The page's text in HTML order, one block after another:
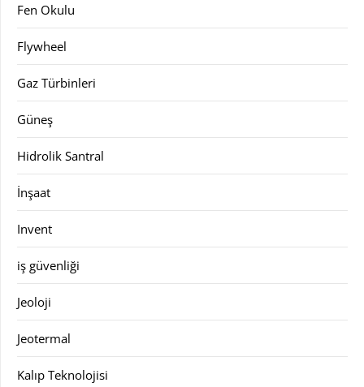
Fen Okulu
Flywheel
Gaz Türbinleri
Güneş
Hidrolik Santral
İnşaat
Invent
iş güvenliği
Jeoloji
Jeotermal
Kalıp Teknolojisi